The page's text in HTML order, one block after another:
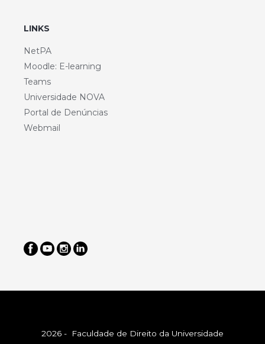
LINKS
NetPA
Moodle: E-learning
Teams
Universidade NOVA
Portal de Denúncias
Webmail
2026 - Faculdade de Direito da Universidade